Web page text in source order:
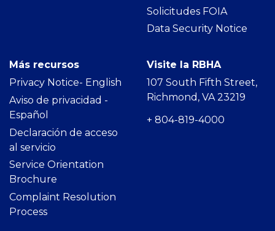
Solicitudes FOIA
Data Security Notice
Más recursos
Privacy Notice- English
Aviso de privacidad -
Español
Declaración de acceso
al servicio
Service Orientation
Brochure
Complaint Resolution
Process
Visite la RBHA
107 South Fifth Street,
Richmond, VA 23219
+ 804-819-4000